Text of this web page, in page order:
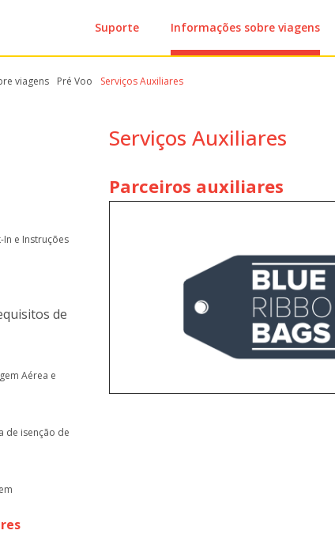
Suporte Informações sobre viagens
viagens Pré Voo Serviços Auxiliares
e Instruções
de
Aérea e
de isenção de
Serviços Auxiliares
Parceiros auxiliares